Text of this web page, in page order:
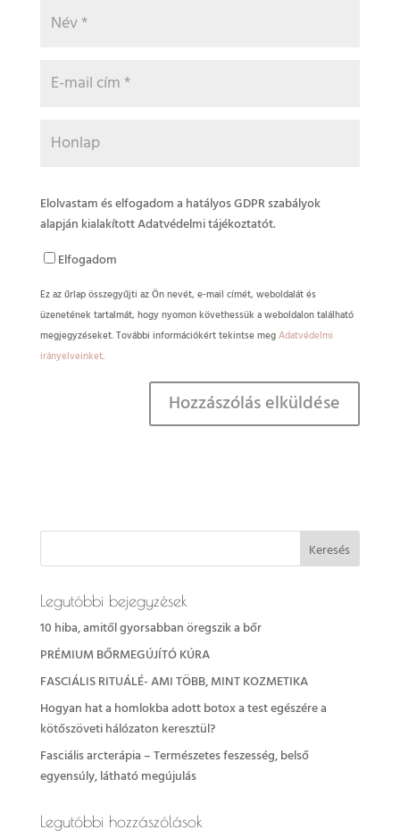
Elolvastam és elfogadom a hatályos GDPR szabályok
alapján kialakított Adatvédelmi tájékoztatót.
Elfogadom
Ez az űrlap összegyűjti az Ön nevét, e-mail címét, weboldalát és
üzenetének tartalmát, hogy nyomon követhessük a weboldalon található
megjegyzéseket. További információkért tekintse megAdatvédelmi
irányelveinket.
Legutóbbi bejegyzések
10 hiba, amitől gyorsabban öregszik a bőr
PRÉMIUM BŐRMEGÚJÍTÓ KÚRA
FASCIÁLIS RITUÁLÉ- AMI TÖBB, MINT KOZMETIKA
Hogyan hat a homlokba adott botox a test egészére a
kötőszöveti hálózaton keresztül?
Fasciális arcterápia – Természetes feszesség, belső
egyensúly, látható megújulás
Legutóbbi hozzászólások